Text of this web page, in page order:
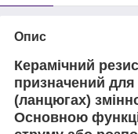
Опис
Керамічний
призначений
(ланцюгах)
Основною